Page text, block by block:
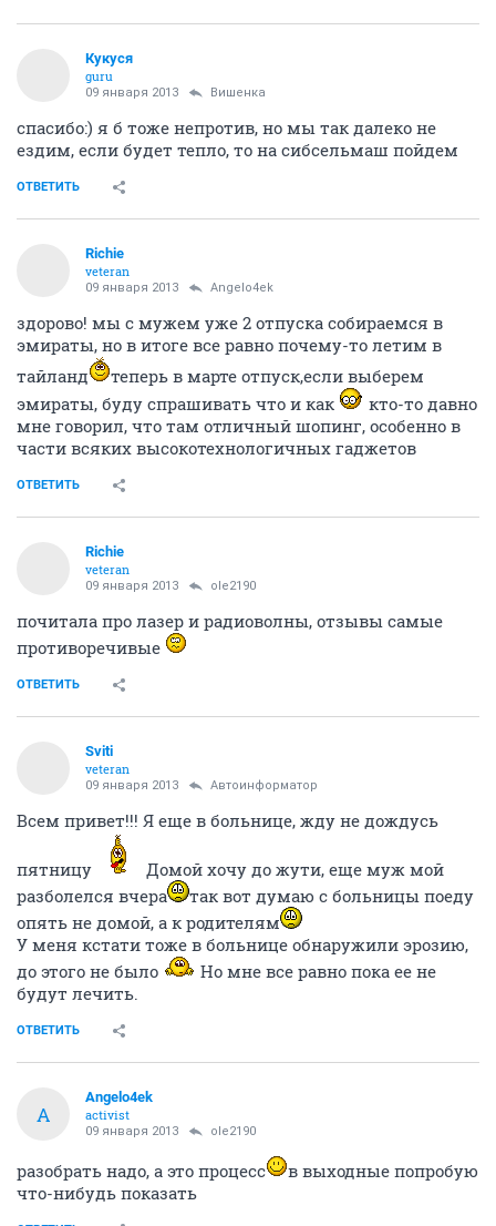
Кукуся
guru
09 января 2013 Вишенка
спасибо:) я б тоже непротив, но мы так далеко не
ездим, если будет тепло, то на сибсельмаш пойдем
ОТВЕТИТЬ
Richie
veteran
09 января 2013 Angelo4ek
здорово! мы с мужем уже 2 отпуска собираемся в
эмираты, но в итоге все равно почему-то летим в
тайланд
теперь в марте отпуск,если выберем
эмираты, буду спрашивать что и как
кто-то давно
мне говорил, что там отличный шопинг, особенно в
части всяких высокотехнологичных гаджетов
ОТВЕТИТЬ
Richie
veteran
09 января 2013 ole2190
почитала про лазер и радиоволны, отзывы самые
противоречивые
ОТВЕТИТЬ
Sviti
veteran
09 января 2013 Автоинформатор
Всем привет!!! Я еще в больнице, жду не дождусь
пятницу
Домой хочу до жути, еще муж мой
разболелся вчера
так вот думаю с больницы поеду
опять не домой, а к родителям
У меня кстати тоже в больнице обнаружили эрозию,
до этого не было
Но мне все равно пока ее не
будут лечить.
ОТВЕТИТЬ
A
Angelo4ek
activist
09 января 2013 ole2190
разобрать надо, а это процесс
в выходные попробую
что-нибудь показать